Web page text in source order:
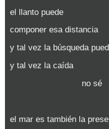
el llanto puede
componer esa distancia
y tal vez la búsqueda
y tal vez la caída
no sé
el mar es también la